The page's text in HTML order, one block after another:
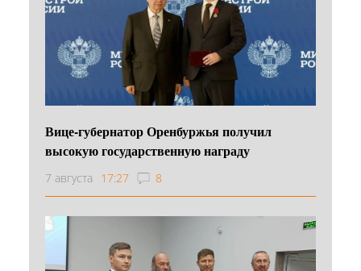
Вице-губернатор Оренбуржья получил
высокую государственную награду
7 августа 17:27 8